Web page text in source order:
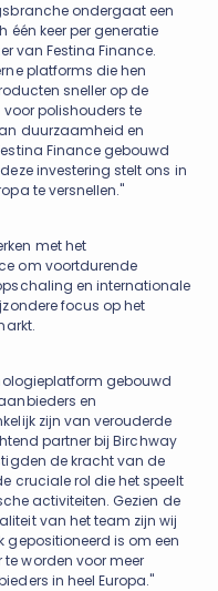
ondergaat een
keer per generatie
van Festina Finance.
platforms die hen
sneller op de
polishouders te
duurzaamheid en
Finance gebouwd
investering stelt ons in
te versnellen."
met het
om voortdurende
en internationale
focus op het
gebouwd
en
zijn van verouderde
partner bij Birchway
de kracht van de
cruciale rol die het speelt
activiteiten. Gezien de
van het team zijn wij
gepositioneerd is om een
worden voor meer
in heel Europa."